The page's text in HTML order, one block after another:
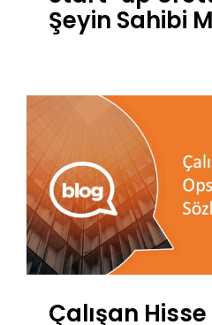
Şeyin Sahibi
Çalışan